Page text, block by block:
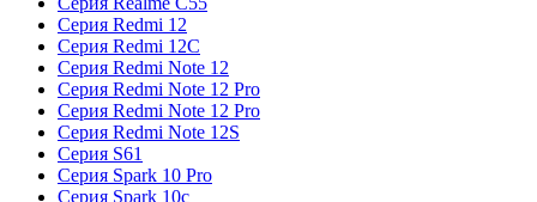
Серия Redmi 12
Серия Redmi 12C
Серия Redmi Note 12
Серия Redmi Note 12 Pro
Серия Redmi Note 12 Pro
Серия Redmi Note 12S
Серия S61
Серия Spark 10 Pro
Серия Spark 10c